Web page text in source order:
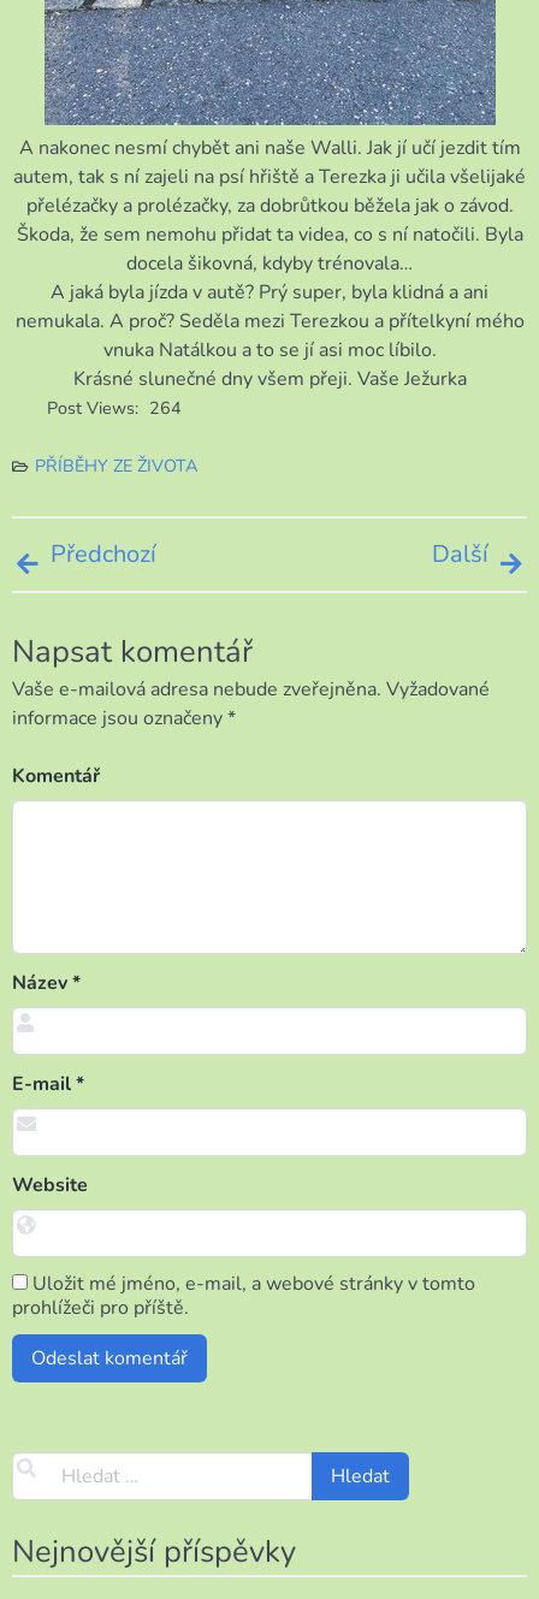
A nakonec nesmí chybět ani naše Walli. Jak jí učí jezdit tím
autem, tak s ní zajeli na psí hřiště a Terezka ji učila všelijaké
přelézačky a prolézačky, za dobrůtkou běžela jak o závod.
Škoda, že sem nemohu přidat ta videa, co s ní natočili. Byla
docela šikovná, kdyby trénovala…
A jaká byla jízda v autě? Prý super, byla klidná a ani
nemukala. A proč? Seděla mezi Terezkou a přítelkyní mého
vnuka Natálkou a to se jí asi moc líbilo.
Krásné slunečné dny všem přeji. Vaše Ježurka
Post Views: 264
PŘÍBĚHY ZE ŽIVOTA
Navigace
příspěvek
Předchozí Další
Napsat komentář
Vaše e-mailová adresa nebude zveřejněna. Vyžadované
informace jsou označeny*
Komentář
Název*
E-mail*
Website
Uložit mé jméno, e-mail, a webové stránky v tomto
prohlížeči pro příště.
Nejnovější příspěvky